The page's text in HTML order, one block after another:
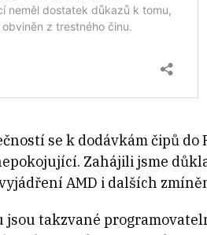
se k dodávkám čipů
Zahájili jsme
AMD i dalších
takzvané